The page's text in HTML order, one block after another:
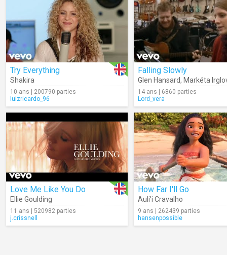
Try Everything
Shakira
10 ans | 200790 parties
luizricardo_96
Falling Slowly
Glen Hansard, Markéta
14 ans | 6860 parties
Lord_vera
Love Me Like You Do
Ellie Goulding
11 ans | 520982 parties
j.crissnell
How Far I'll Go
Auli'i Cravalho
9 ans | 262439 parties
hansenpossible